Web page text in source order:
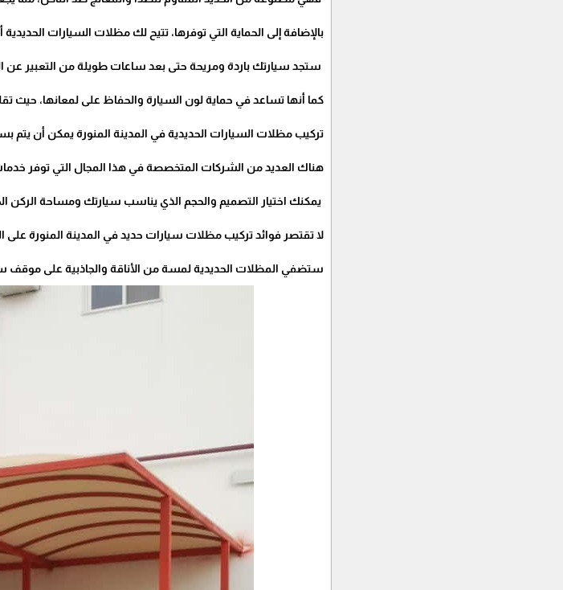
بالإضافة إلى الحماية التي توفرها، تتيح لك مظلات السيارات
ستجد سيارتك باردة ومريحة حتى بعد ساعات طويلة من التعبير عن
كما أنها تساعد في حماية لون السيارة والحفاظ على لمعانها، حيث
تركيب مظلات السيارات الحديدية في المدينة المنورة يمكن أن يتم
هناك العديد من الشركات المتخصصة في هذا المجال التي توفر
يمكنك اختيار التصميم والحجم الذي يناسب سيارتك ومساحة الركن
لا تقتصر فوائد تركيب مظلات سيارات حديد في المدينة المنورة على
ستضفي المظلات الحديدية لمسة من الأناقة والجاذبية على موقف